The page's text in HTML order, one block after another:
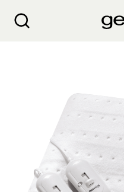
产品介绍
生活电器
空气净化设备
入厨小家电
客户服务
销售点
博客